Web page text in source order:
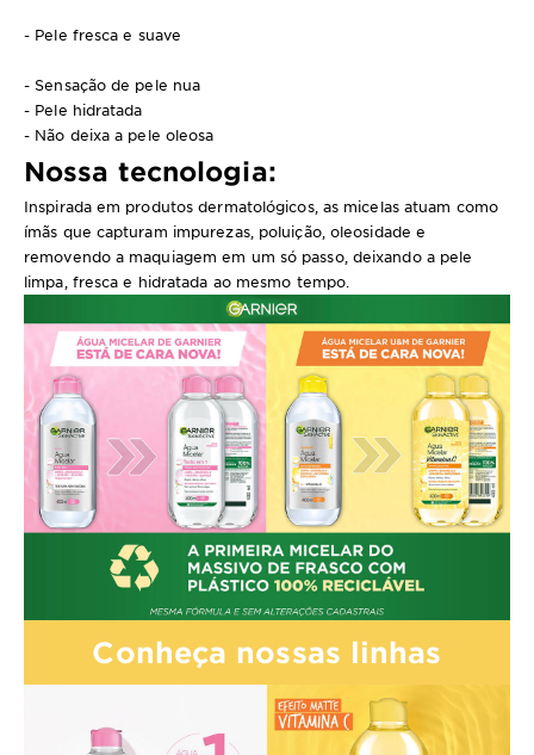
- Pele fresca e suave
- Sensação de pele nua
- Pele hidratada
- Não deixa a pele oleosa
Nossa tecnologia:
Inspirada em produtos dermatológicos, as micelas atuam como
ímãs que capturam impurezas, poluição, oleosidade e
removendo a maquiagem em um só passo, deixando a pele
limpa, fresca e hidratada ao mesmo tempo.
Conheça nossas linhas